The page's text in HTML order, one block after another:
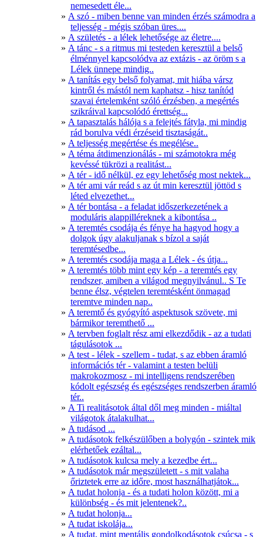
nemesedett éle...
A szó - miben benne van minden érzés számodra a
teljesség - mégis szóban üres....
A születés - a lélek lehetősége az életre....
A tánc - s a ritmus mi testeden keresztül a belső
élménnyel kapcsolódva az extázis - az öröm s a
Lélek ünnepe mindig..
A tanítás egy belső folyamat, mit hiába vársz
kintről és mástól nem kaphatsz - hisz tanítód
szavai értelemként szóló érzésben, a megértés
szikráival kapcsolódó érettség...
A tapasztalás hálója s a felejtés fátyla, mi mindig
rád borulva védi érzéseid tisztaságát..
A teljesség megértése és megélése..
A téma átdimenzionálás - mi számotokra még
kevéssé tükrözi a realitást...
A tér - idő nélkül, ez egy lehetőség most nektek...
A tér ami vár reád s az út min keresztül jöttöd s
léted elvezethet...
A tér bontása - a feladat időszerkezetének a
moduláris alappilléreknek a kibontása ..
A teremtés csodája és fénye ha hagyod hogy a
dolgok úgy alakuljanak s bízol a saját
teremtésedbe...
A teremtés csodája maga a Lélek - és útja...
A teremtés több mint egy kép - a teremtés egy
rendszer, amiben a világod megnyilvánul.. S Te
benne élsz, végtelen teremtésként önmagad
teremtve minden nap..
A teremtő és gyógyító aspektusok szövete, mi
bármikor teremthető ...
A tervben foglalt rész ami elkezdődik - az a tudati
tágulásotok ...
A test - lélek - szellem - tudat, s az ebben áramló
információs tér - valamint a testen belüli
makrokozmosz - mi intelligens rendszerében
kódolt egészség és egészséges rendszerben áramló
tér..
A Ti realitásotok által dől meg minden - miáltal
világotok átalakulhat...
A tudásod ...
A tudásotok felkészülőben a bolygón - szintek mik
elérhetőek ezáltal...
A tudásotok kulcsa mely a kezedbe ért...
A tudásotok már megszületett - s mit valaha
őriztetek erre az időre, most használhatjátok...
A tudat holonja - és a tudati holon között, mi a
különbség - és mit jelentenek?..
A tudat holonja...
A tudat iskolája...
A tudat, mint mentális gondolkodásotok csúcsa - s